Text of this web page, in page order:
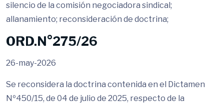
silencio de la comisión negociadora sindical;
allanamiento; reconsideración de doctrina;
ORD.N°275/26
26-may-2026
Se reconsidera la doctrina contenida en el Dictamen
Nº450/15, de 04 de julio de 2025, respecto de la